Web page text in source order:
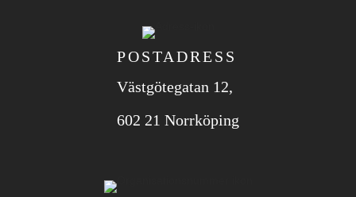
POSTADRESS
Västgötegatan 12,
602 21 Norrköping